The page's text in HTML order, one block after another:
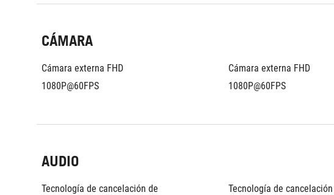
CÁMARA
Cámara externa FHD
1080P@60FPS
Cámara externa FHD
1080P@60FPS
AUDIO
Tecnología de cancelación de
Tecnología de